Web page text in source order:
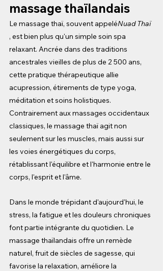
massage thaïlandais
Le massage thaï, souvent appeléNuad Thaï
, est bien plus qu'un simple soin spa
relaxant. Ancrée dans des traditions
ancestrales vieilles de plus de 2 500 ans,
cette pratique thérapeutique allie
acupression, étirements de type yoga,
méditation et soins holistiques.
Contrairement aux massages occidentaux
classiques, le massage thaï agit non
seulement sur les muscles, mais aussi sur
les voies énergétiques du corps,
rétablissant l'équilibre et l'harmonie entre le
corps, l'esprit et l'âme.
Dans le monde trépidant d'aujourd'hui, le
stress, la fatigue et les douleurs chroniques
font partie intégrante du quotidien. Le
massage thaïlandais offre un remède
naturel, fruit de siècles de sagesse, qui
favorise la relaxation, améliore la